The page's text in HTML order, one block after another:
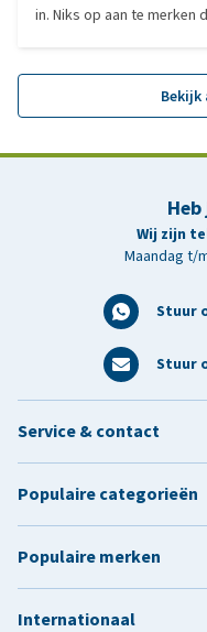
in. Niks op aan te merken
Bekijk
Wij zijn
Maandag t/
Stuur
Stuur
Service & contact
Populaire categorieën
Populaire merken
Internationaal